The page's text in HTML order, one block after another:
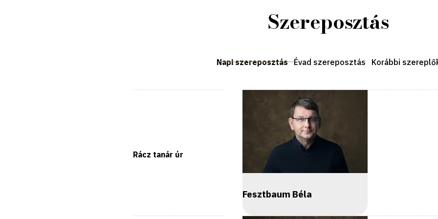
Szereposztás
Napi szereposztás Évad szereposztás Korábbi
Rácz tanár úr
Fesztbaum Béla